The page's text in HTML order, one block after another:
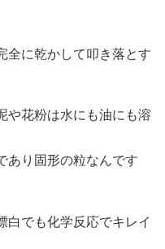
全に乾かして叩き落とす
や花粉は水にも油にも溶
あり固形の粒なんです
白でも化学反応でキレイ